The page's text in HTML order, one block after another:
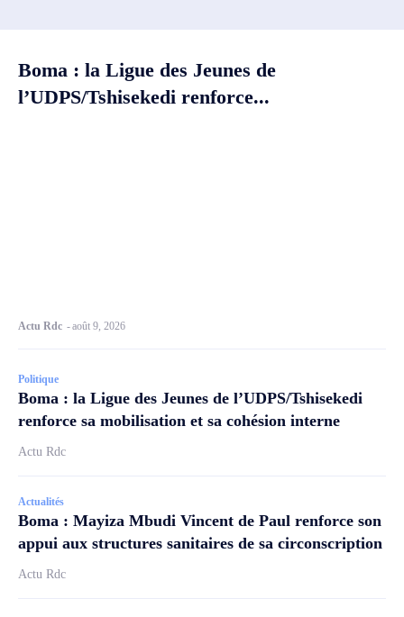
Boma : la Ligue des Jeunes de
l’UDPS/Tshisekedi renforce...
Actu Rdc -août 9, 2026
Politique
Boma : la Ligue des Jeunes de l’UDPS/Tshisekedi
renforce sa mobilisation et sa cohésion interne
Actu Rdc
Actualités
Boma : Mayiza Mbudi Vincent de Paul renforce son
appui aux structures sanitaires de sa circonscription
Actu Rdc